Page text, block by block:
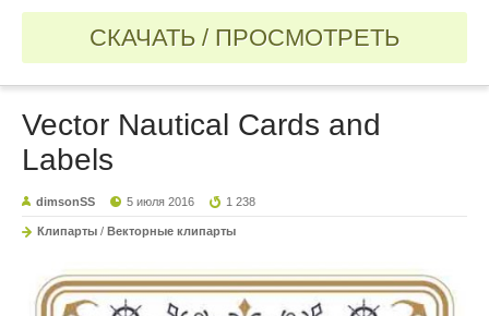
СКАЧАТЬ / ПРОСМОТРЕТЬ
Vector Nautical Cards and
Labels
dimsonSS 5 июля 2016 1 238
Клипарты / Векторные клипарты